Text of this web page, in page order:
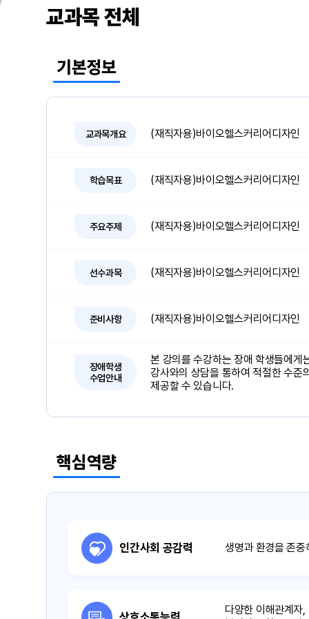
교과목 전체
기본정보
교과목개요 (재직자용)바이오헬스커리어디자인
학습목표 (재직자용)바이오헬스커리어디자인
주요주제 (재직자용)바이오헬스커리어디자인
선수과목 (재직자용)바이오헬스커리어디자인
준비사항 (재직자용)바이오헬스커리어디자인
장애학생
수업안내
본 강의를 수강하는 장애 학생들에게
강사와의 상담을 통하여 적절한 수준
제공할 수 있습니다.
핵심역량
인간사회 공감력 생명과 환경을 존
다양한 이해관계자